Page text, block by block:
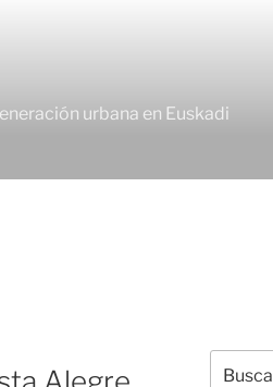
urbana en Euskadi